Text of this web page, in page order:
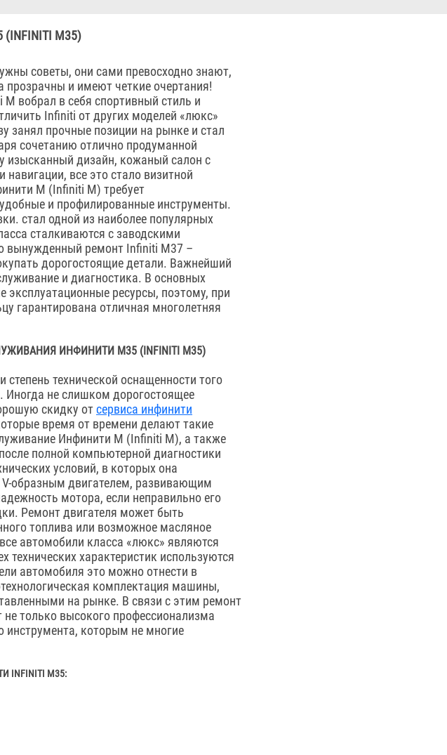
М35)
советы, они сами превосходно знают,
прозрачны и имеют четкие очертания!
вобрал в себя спортивный стиль и
Infiniti от других моделей «люкс»
занял прочные позиции на рынке и стал
сочетанию отлично продуманной
дизайн, кожаный салон с
все это стало визитной
M (Infiniti M) требует
и профилированные инструменты.
стал одной из наиболее популярных
сталкиваются с заводскими
вынужденный ремонт Infiniti M37 –
дорогостоящие детали. Важнейший
и диагностика. В основных
эксплуатационные ресурсы, поэтому, при
гарантирована отличная многолетняя
ИНФИНИТИ M35 (INFINITI M35)
технической оснащенности того
Иногда не слишком дорогостоящее
скидку отсервиса инфинити
время от времени делают такие
Инфинити M (Infiniti M), а также
полной компьютерной диагностики
условий, в которых она
образным двигателем, развивающим
мотора, если неправильно его
Ремонт двигателя может быть
топлива или возможное масляное
автомобили класса «люкс» являются
характеристик используются
автомобиля это можно отнести в
комплектация машины,
на рынке. В связи с этим ремонт
не только высокого профессионализма
инструмента, которым не многие
INFINITI M35: